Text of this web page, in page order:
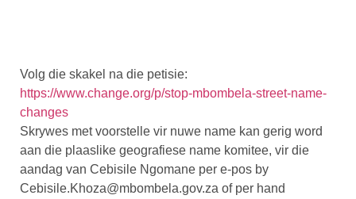
Volg die skakel na die petisie:
https://www.change.org/p/stop-mbombela-street-name-
changes
Skrywes met voorstelle vir nuwe name kan gerig word
aan die plaaslike geografiese name komitee, vir die
aandag van Cebisile Ngomane per e-pos by
Cebisile.Khoza@mbombela.gov.za of per hand